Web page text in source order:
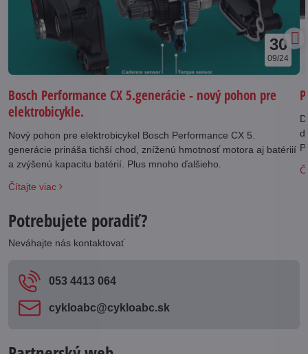
30
09/24
Bosch Performance CX 5.generácie - nový pohon pre
elektrobicykle.
Nový pohon pre elektrobicykel Bosch Performance CX 5.
generácie prináša tichší chod, zníženú hmotnosť motora aj batériií
a zvýšenú kapacitu batérií. Plus mnoho ďalšieho.
Čítajte viac
Potrebujete poradiť?
Neváhajte nás kontaktovať
053 4413 064
cykloabc​@cykloabc​.sk